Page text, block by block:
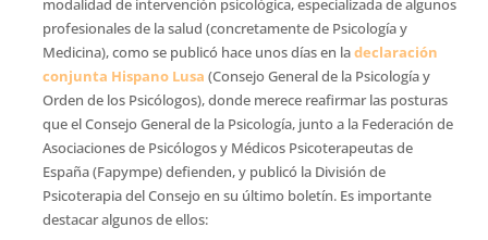
modalidad de intervención psicológica, especializada de algunos
profesionales de la salud (concretamente de Psicología y
Medicina), como se publicó hace unos días en ladeclaración
conjunta Hispano Lusa (Consejo General de la Psicología y
Orden de los Psicólogos), donde merece reafirmar las posturas
que el Consejo General de la Psicología, junto a la Federación de
Asociaciones de Psicólogos y Médicos Psicoterapeutas de
España (Fapympe) defienden, y publicó la División de
Psicoterapia del Consejo en su último boletín. Es importante
destacar algunos de ellos: